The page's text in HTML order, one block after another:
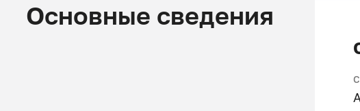
Основные сведения